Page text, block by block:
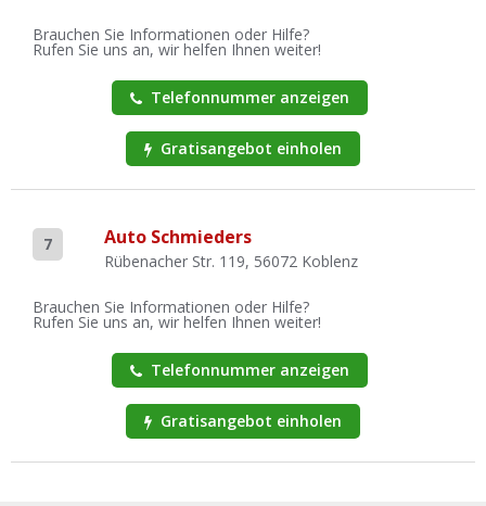
Brauchen Sie Informationen oder Hilfe?
Rufen Sie uns an, wir helfen Ihnen weiter!
Telefonnummer anzeigen
Gratisangebot einholen
7 Auto Schmieders
Rübenacher Str. 119, 56072 Koblenz
Brauchen Sie Informationen oder Hilfe?
Rufen Sie uns an, wir helfen Ihnen weiter!
Telefonnummer anzeigen
Gratisangebot einholen